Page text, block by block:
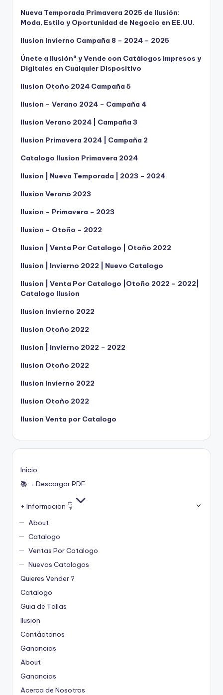
Nueva Temporada Primavera 2025 de Ilusión:
Moda, Estilo y Oportunidad de Negocio en EE.UU.
Ilusion Invierno Campaña 8 – 2024 – 2025
Únete a Ilusión® y Vende con Catálogos Impresos y
Digitales en Cualquier Dispositivo
Ilusion Otoño 2024 Campaña 5
Ilusion – Verano 2024 – Campaña 4
Ilusion Verano 2024 | Campaña 3
Ilusion Primavera 2024 | Campaña 2
Catalogo Ilusion Primavera 2024
Ilusion | Nueva Temporada | 2023 – 2024
Ilusion Verano 2023
Ilusion – Primavera – 2023
Ilusion – Otoño – 2022
Ilusion | Venta Por Catalogo | Otoño 2022
Ilusion | Invierno 2022 | Nuevo Catalogo
Ilusion | Venta Por Catalogo |Otoño 2022 – 2022|
Catalogo Ilusion
Ilusion Invierno 2022
Ilusion Otoño 2022
Ilusion | Invierno 2022 – 2022
Ilusion Otoño 2022
Ilusion Invierno 2022
Ilusion Otoño 2022
Ilusion Venta por Catalogo
Inicio
📚→ Descargar PDF
+ Informacion 👇
About
Catalogo
Ventas Por Catalogo
Nuevos Catalogos
Quieres Vender ?
Catalogo
Guia de Tallas
Ilusion
Contáctanos
Ganancias
About
Ganancias
Acerca de Nosotros